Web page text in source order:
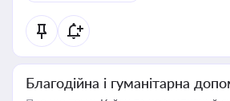
Благодійна і гуманітарна